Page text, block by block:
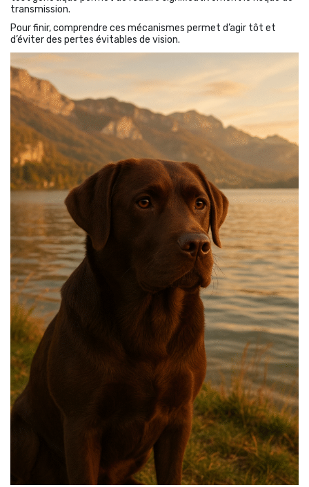
transmission.
Pour finir, comprendre ces mécanismes permet d’agir tôt et
d’éviter des pertes évitables de vision.